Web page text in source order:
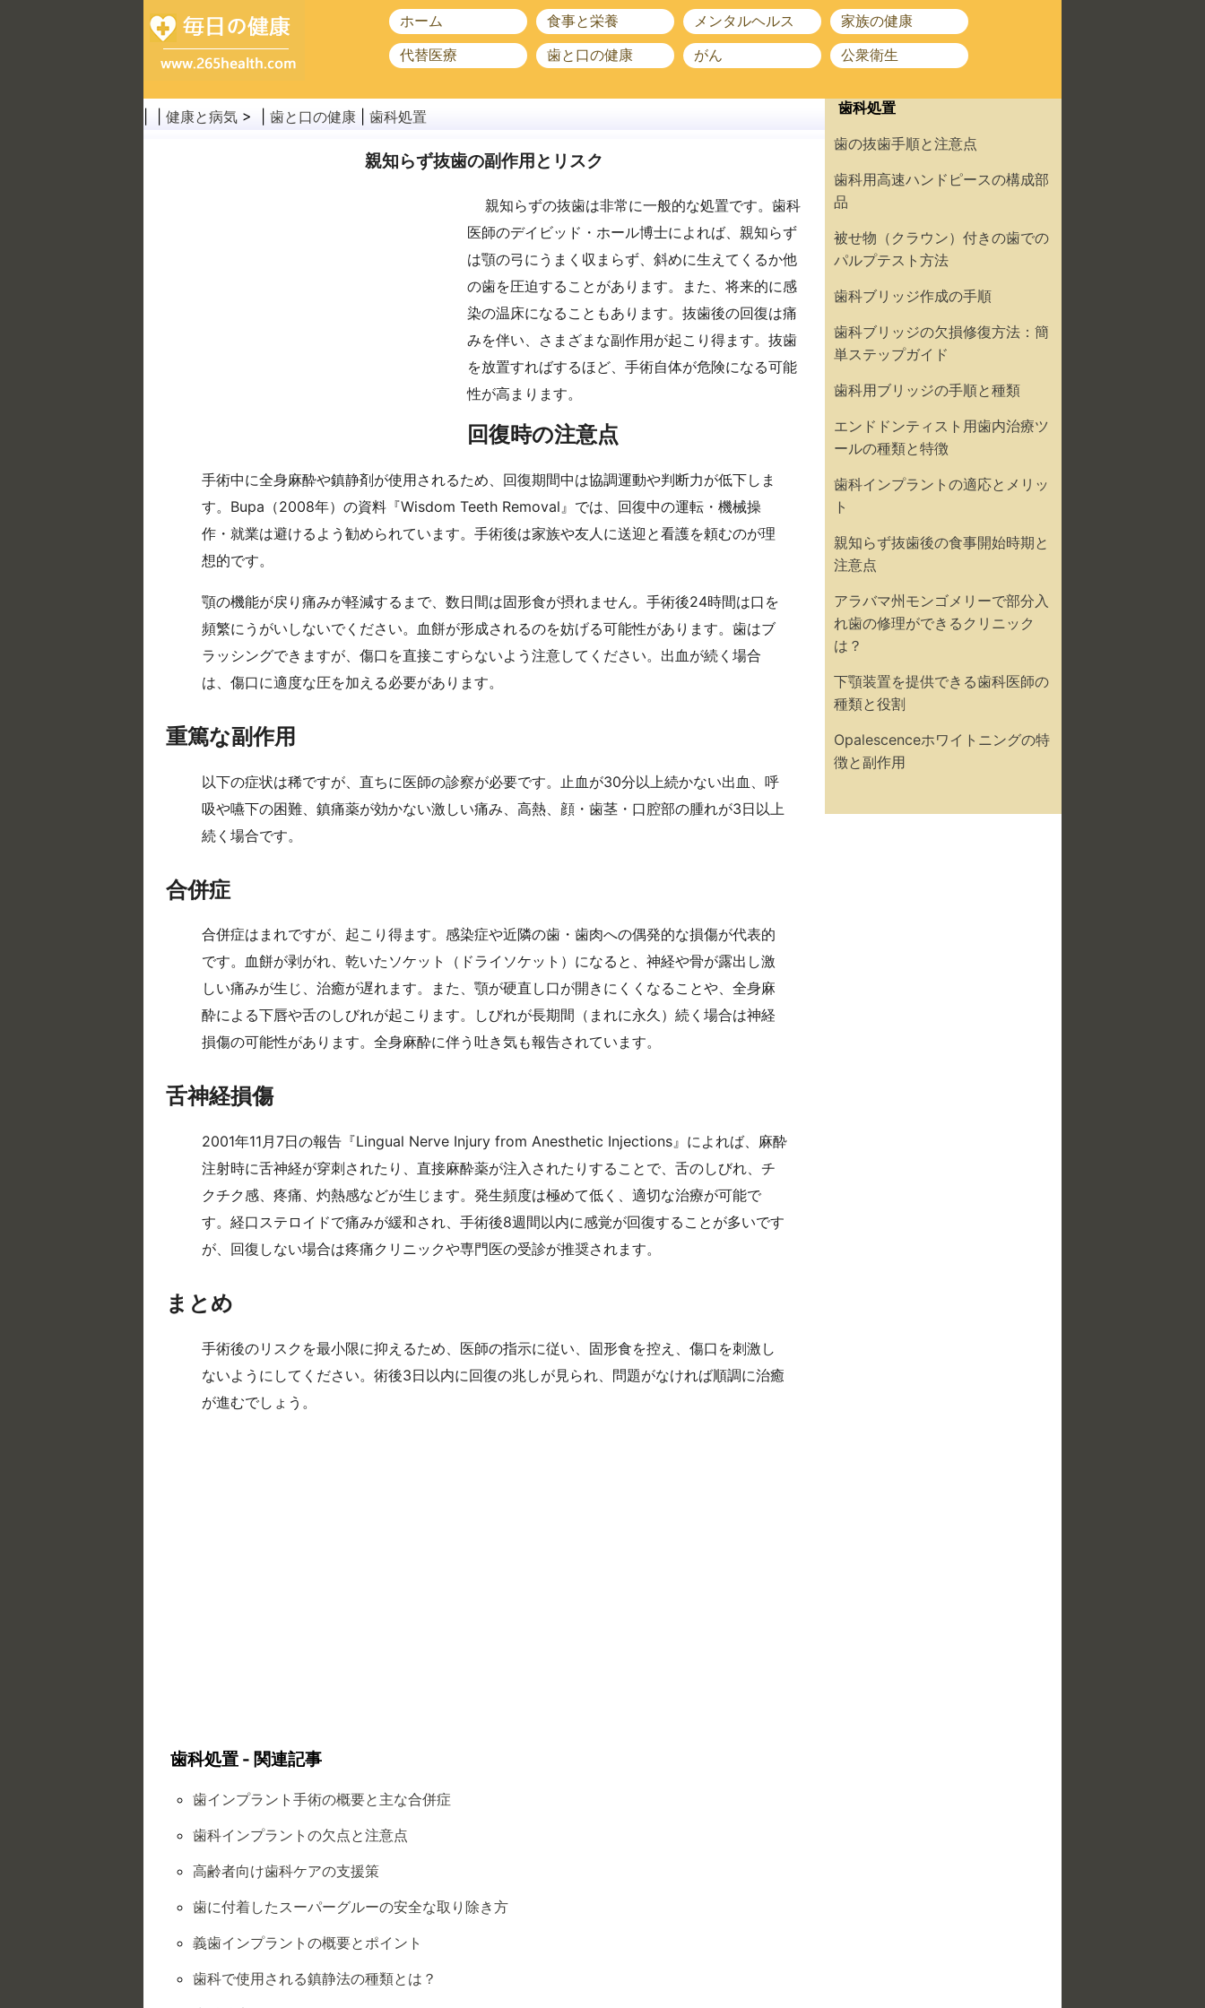
ホーム 食事と栄養 メンタルヘルス
家族の健康
代替医療
歯と口の健康 がん 公衆衛生
健康と病気 > | 歯と口の健康 歯科処置
親知らず抜歯の副作用とリスク
親知らずの抜歯は非常に一般的な処置です。歯科
医師のデイビッド・ホール博士によれば、親知らず
は顎の弓にうまく収まらず、斜めに生えてくるか他
の歯を圧迫することがあります。また、将来的に感
染の温床になることもあります。抜歯後の回復は痛
みを伴い、さまざまな副作用が起こり得ます。抜歯
を放置すればするほど、手術自体が危険になる可能
性が高まります。
回復時の注意点
手術中に全身麻酔や鎮静剤が使用されるため、回復期間中は協調運動や判断力が低下しま
す。Bupa（2008年）の資料『Wisdom Teeth Removal』では、回復中の運転・機械操
作・就業は避けるよう勧められています。手術後は家族や友人に送迎と看護を頼むのが理
想的です。
顎の機能が戻り痛みが軽減するまで、数日間は固形食が摂れません。手術後24時間は口を
頻繁にうがいしないでください。血餅が形成されるのを妨げる可能性があります。歯はブ
ラッシングできますが、傷口を直接こすらないよう注意してください。出血が続く場合
は、傷口に適度な圧を加える必要があります。
重篤な副作用
以下の症状は稀ですが、直ちに医師の診察が必要です。止血が30分以上続かない出血、呼
吸や嚥下の困難、鎮痛薬が効かない激しい痛み、高熱、顔・歯茎・口腔部の腫れが3日以上
続く場合です。
合併症
合併症はまれですが、起こり得ます。感染症や近隣の歯・歯肉への偶発的な損傷が代表的
です。血餅が剥がれ、乾いたソケット（ドライソケット）になると、神経や骨が露出し激
しい痛みが生じ、治癒が遅れます。また、顎が硬直し口が開きにくくなることや、全身麻
酔による下唇や舌のしびれが起こります。しびれが長期間（まれに永久）続く場合は神経
損傷の可能性があります。全身麻酔に伴う吐き気も報告されています。
舌神経損傷
2001年11月7日の報告『Lingual Nerve Injury from Anesthetic Injections』によれば、麻酔
注射時に舌神経が穿刺されたり、直接麻酔薬が注入されたりすることで、舌のしびれ、チ
クチク感、疼痛、灼熱感などが生じます。発生頻度は極めて低く、適切な治療が可能で
す。経口ステロイドで痛みが緩和され、手術後8週間以内に感覚が回復することが多いです
が、回復しない場合は疼痛クリニックや専門医の受診が推奨されます。
まとめ
手術後のリスクを最小限に抑えるため、医師の指示に従い、固形食を控え、傷口を刺激し
ないようにしてください。術後3日以内に回復の兆しが見られ、問題がなければ順調に治癒
が進むでしょう。
歯科処置 - 関連記事
歯インプラント手術の概要と主な合併症
歯科インプラントの欠点と注意点
高齢者向け歯科ケアの支援策
歯に付着したスーパーグルーの安全な取り除き方
義歯インプラントの概要とポイント
歯科で使用される鎮静法の種類とは？
歯科処置
歯の抜歯手順と注意点
歯科用高速ハンドピースの構成部
品
被せ物（クラウン）付きの歯での
パルプテスト方法
歯科ブリッジ作成の手順
歯科ブリッジの欠損修復方法：簡
単ステップガイド
歯科用ブリッジの手順と種類
エンドドンティスト用歯内治療ツ
ールの種類と特徴
歯科インプラントの適応とメリッ
ト
親知らず抜歯後の食事開始時期と
注意点
アラバマ州モンゴメリーで部分入
れ歯の修理ができるクリニック
は？
下顎装置を提供できる歯科医師の
種類と役割
Opalescenceホワイトニングの特
徴と副作用